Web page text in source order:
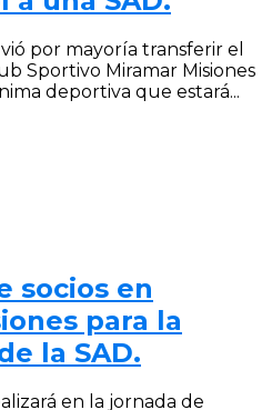
por mayoría transferir el
Sportivo Miramar Misiones
deportiva que estará...
socios en
para la
la SAD.
en la jornada de